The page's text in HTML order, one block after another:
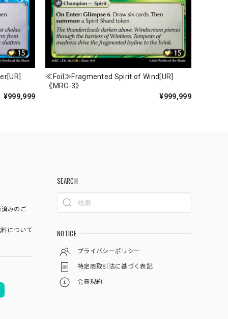
¥999,999
≪Foil≫Fragmented Spirit of Wind[UR]
《MRC-3》
¥999,999
みのご
について
SEARCH
NOTICE
プライバシーポリシー
特定商取引法に基づく表記
会員規約